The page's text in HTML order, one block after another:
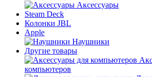
Аксессуары
Steam Deck
Колонки JBL
Apple
Наушники
Другие товары
компьютеров